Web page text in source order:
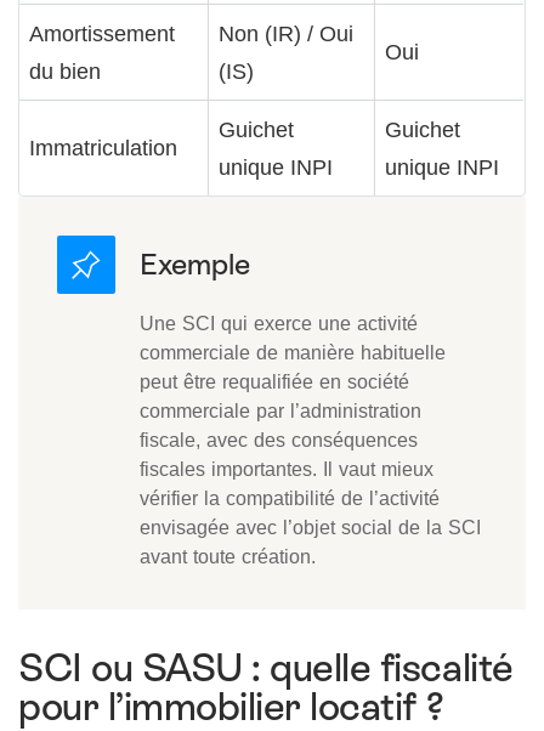
Amortissement
du bien
Non (IR) / Oui
(IS)
Oui
Immatriculation
Guichet
unique INPI
Guichet
unique INPI
Une SCI qui exerce une activité
commerciale de manière habituelle
peut être requalifiée en société
commerciale par l’administration
fiscale, avec des conséquences
fiscales importantes. Il vaut mieux
vérifier la compatibilité de l’activité
envisagée avec l’objet social de la SCI
avant toute création.
SCI ou SASU : quelle fiscalité
pour l’immobilier locatif ?